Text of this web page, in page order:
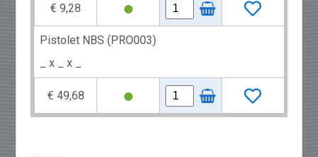
€ 9,28
Pistolet NBS (PRO003)
_ x _ x _
€ 49,68